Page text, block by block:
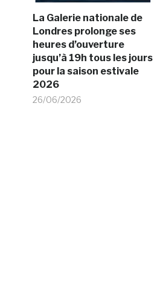
La Galerie nationale de
Londres prolonge ses
heures d’ouverture
jusqu’à 19h tous les jours
pour la saison estivale
2026
26/06/2026